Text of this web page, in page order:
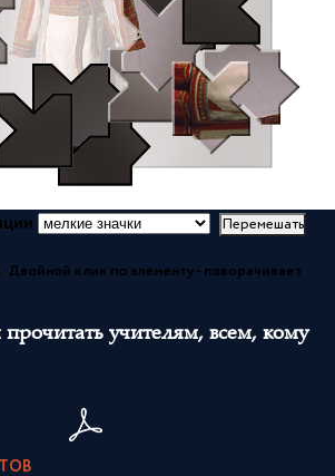
Перемешать
Двойной клик по элементу - поворачивает
учителям, всем, кому